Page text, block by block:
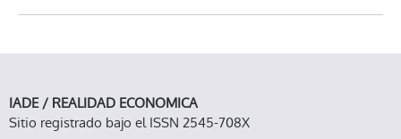
IADE / REALIDAD ECONOMICA
Sitio registrado bajo el ISSN 2545-708X